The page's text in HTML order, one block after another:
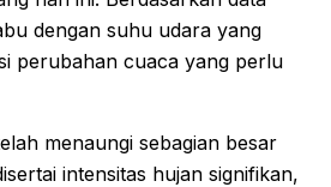
dengan suhu udara yang
perubahan cuaca yang perlu
menaungi sebagian besar
intensitas hujan signifikan,